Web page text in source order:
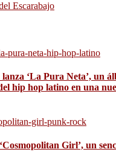
Escarabajo
‘La Pura Neta’, un
hip hop latino en una
Girl’, un